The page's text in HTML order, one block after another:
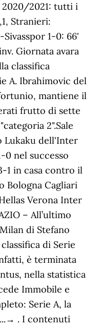
2020/2021: tutti i
Stranieri:
Sivasspor 1-0: 66'
Giornata avara
classifica
A. Ibrahimovic del
mantiene il
frutto di sette
2".Sale
Lukaku dell'Inter
0 nel successo
1 in casa contro il
Bologna Cagliari
Verona Inter
– All’ultimo
di Stefano
di Serie
è terminata
nella statistica
Immobile e
Serie A, la
. I contenuti